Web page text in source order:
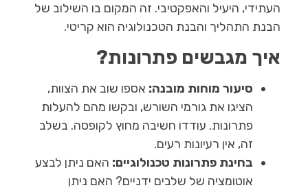
העתידי, היעיל והאפקטיבי. זה המקום בו השילוב של
הבנת התהליך והבנת הטכנולוגיה הוא קריטי.
איך מגבשים פתרונות?
סיעור מוחות מובנה: אספו שוב את הצוות,
הציגו את גורמי השורש, ובקשו מהם להעלות
פתרונות. עודדו חשיבה מחוץ לקופסה. בשלב
זה, אין רעיונות רעים.
בחינת פתרונות טכנולוגיים: האם ניתן לבצע
אוטומציה של שלבים ידניים? האם ניתן